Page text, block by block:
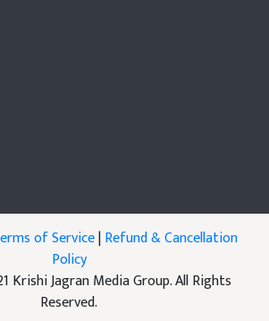
of Service|Refund & Cancellation
Policy
Krishi Jagran Media Group. All Rights
Reserved.